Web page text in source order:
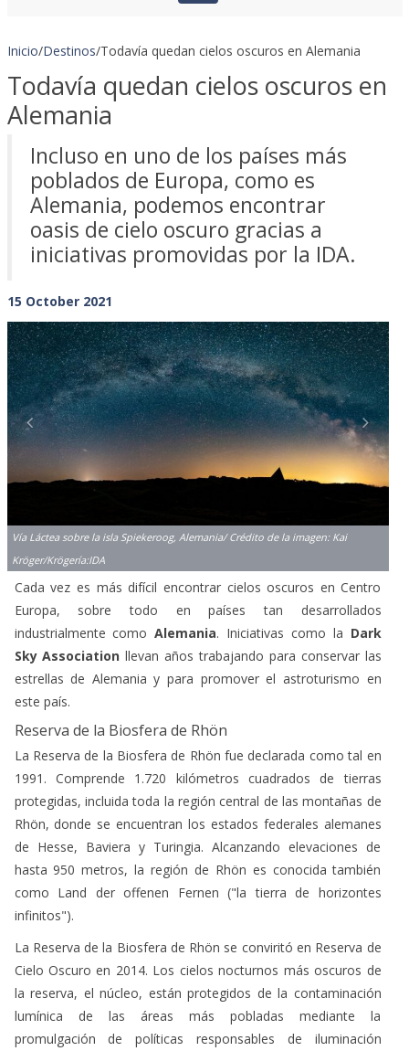
Inicio/Destinos/Todavía quedan cielos oscuros en Alemania
Todavía quedan cielos oscuros en
Alemania
Incluso en uno de los países más
poblados de Europa, como es
Alemania, podemos encontrar
oasis de cielo oscuro gracias a
iniciativas promovidas por la IDA.
15 October 2021
Vía Láctea sobre la isla Spiekeroog, Alemania/ Crédito de la imagen: Kai
Kröger/Krögería:IDA
Previous Next
Cada vez es más difícil encontrar cielos oscuros en Centro
Europa, sobre todo en países tan desarrollados
industrialmente comoAlemania. Iniciativas como la Dark
Sky Association llevan años trabajando para conservar las
estrellas de Alemania y para promover el astroturismo en
este país.
Reserva de la Biosfera de Rhön
La Reserva de la Biosfera de Rhön fue declarada como tal en
1991. Comprende 1.720 kilómetros cuadrados de tierras
protegidas, incluida toda la región central de las montañas de
Rhön, donde se encuentran los estados federales alemanes
de Hesse, Baviera y Turingia. Alcanzando elevaciones de
hasta 950 metros, la región de Rhön es conocida también
como Land der offenen Fernen ("la tierra de horizontes
infinitos").
La Reserva de la Biosfera de Rhön se conviritó en Reserva de
Cielo Oscuro en 2014. Los cielos nocturnos más oscuros de
la reserva, el núcleo, están protegidos de la contaminación
lumínica de las áreas más pobladas mediante la
promulgación de políticas responsables de iluminación